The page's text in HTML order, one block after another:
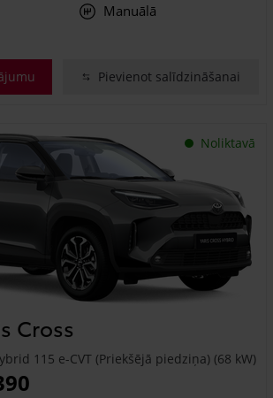
Manuālā
Pievienot salīdzināšanai
Noliktavā
Cross
115 e-CVT (Priekšējā piedziņa) (68 kW)